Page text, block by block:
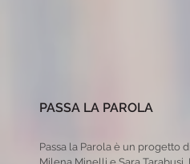
PASSA LA PAROLA
Passa la Parola è un progetto